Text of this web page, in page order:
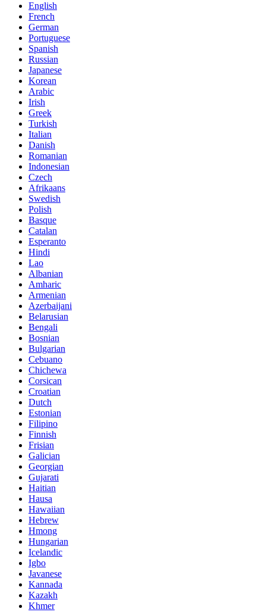
English
French
German
Portuguese
Spanish
Russian
Japanese
Korean
Arabic
Irish
Greek
Turkish
Italian
Danish
Romanian
Indonesian
Czech
Afrikaans
Swedish
Polish
Basque
Catalan
Esperanto
Hindi
Lao
Albanian
Amharic
Armenian
Azerbaijani
Belarusian
Bengali
Bosnian
Bulgarian
Cebuano
Chichewa
Corsican
Croatian
Dutch
Estonian
Filipino
Finnish
Frisian
Galician
Georgian
Gujarati
Haitian
Hausa
Hawaiian
Hebrew
Hmong
Hungarian
Icelandic
Igbo
Javanese
Kannada
Kazakh
Khmer